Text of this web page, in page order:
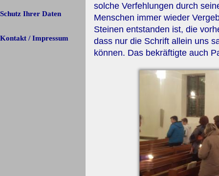
Schutz Ihrer Daten
Kontakt / Impressum
solche Verfehlungen durch
Menschen immer wieder
Steinen entstanden ist, die
dass nur die Schrift allein uns
können. Das bekräftigte auch